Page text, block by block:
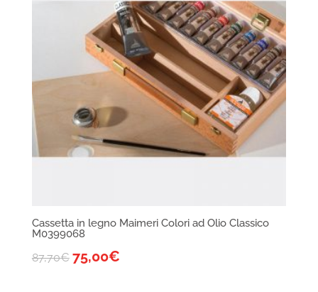
Cassetta in legno Maimeri Colori ad Olio Classico
M0399068
87,70€ 75,00€